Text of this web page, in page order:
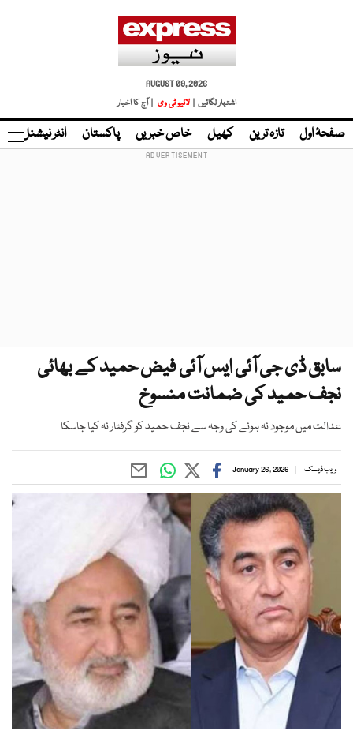
AUGUST 09, 2026
اشتہار لگائیں |
لائیو ٹی وی | آج کا اخبار
صفحۂ اول تازہ ترین کھیل خاص خبریں پاکستان انٹر نیشنل
سابق ڈی جی آئی ایس آئی فیض حمید کے بھائی
نجف حمید کی ضمانت منسوخ
عدالت میں موجود نہ ہونے کی وجہ سے نجف حمید کو گرفتار نہ کیا جاسکا
ویب ڈیسک January 26, 2026